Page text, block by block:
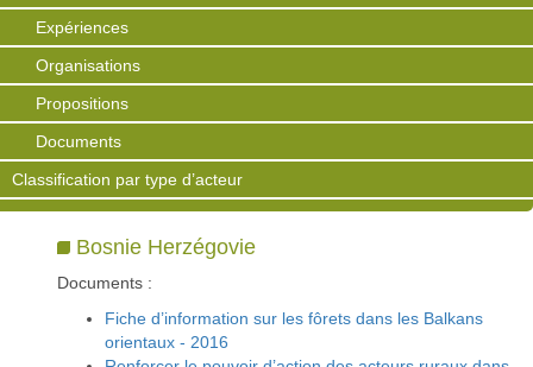
Expériences
Organisations
Propositions
Documents
Classification par type d’acteur
Bosnie Herzégovie
Documents :
Fiche d’information sur les fôrets dans les Balkans
orientaux - 2016